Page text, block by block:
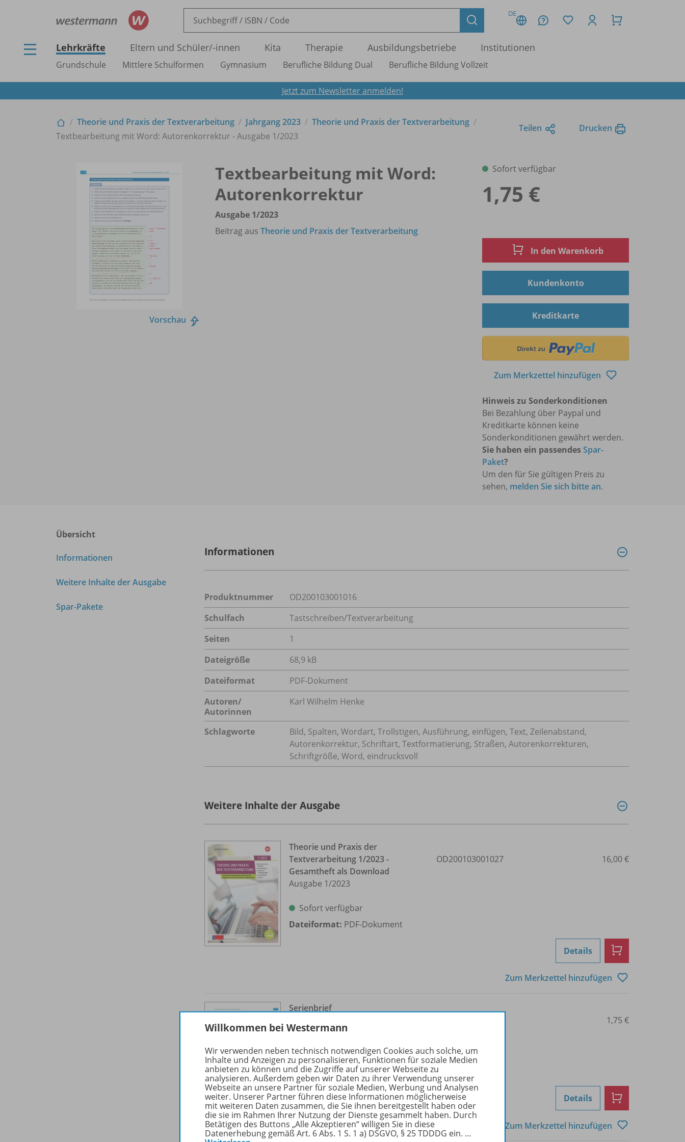
DE
Lehrkräfte Eltern und Schüler/-innen Kita Therapie Ausbildungsbetriebe Institutionen
Grundschule Mittlere Schulformen Gymnasium Berufliche Bildung Dual Berufliche Bildung Vollzeit
Jetzt zum Newsletter anmelden!
Theorie und Praxis der Textverarbeitung Jahrgang 2023
Theorie und Praxis der Textverarbeitung
Textbearbeitung mit Word: Autorenkorrektur - Ausgabe 1/2023
Teilen Drucken
Vorschau
Textbearbeitung mit Word:
Autorenkorrektur
Ausgabe 1/2023
Beitrag aus Theorie und Praxis der Textverarbeitung
Sofort verfügbar
1,75 €
In den Warenkorb
Kundenkonto
Kreditkarte
Zum Merkzettel hinzufügen
Hinweis zu Sonderkonditionen
Bei Bezahlung über Paypal und
Kreditkarte können keine
Sonderkonditionen gewährt werden.
Sie haben ein passendesSpar-
Paket?
Um den für Sie gültigen Preis zu
sehen, melden Sie sich bitte an.
Übersicht
Informationen
Weitere Inhalte der Ausgabe
Spar-Pakete
Informationen
Produktnummer
OD200103001016
Schulfach
Tastschreiben/Textverarbeitung
Seiten
1
Dateigröße
68,9 kB
Dateiformat
PDF-Dokument
Autoren/
Autorinnen
Karl Wilhelm Henke
Schlagworte
Bild, Spalten, Wordart, Trollstigen, Ausführung, einfügen, Text, Zeilenabstand,
Autorenkorrektur, Schriftart, Textformatierung, Straßen, Autorenkorrekturen,
Schriftgröße, Word, eindrucksvoll
Weitere Inhalte der Ausgabe
Theorie und Praxis der
Textverarbeitung 1/2023 -
Gesamtheft als Download
Ausgabe 1/2023
Sofort verfügbar
Dateiformat: PDF-Dokument
OD200103001027 16,00 €
Details
Zum Merkzettel hinzufügen
Serienbrief
Sofort verfügbar
Dateiformat:PDF-Dokument
1,75 €
Details
Zum Merkzettel hinzufügen
Willkommen bei Westermann
Wir verwenden neben technisch notwendigen Cookies auch solche, um
Inhalte und Anzeigen zu personalisieren, Funktionen für soziale Medien
anbieten zu können und die Zugriffe auf unserer Webseite zu
analysieren. Außerdem geben wir Daten zu ihrer Verwendung unserer
Webseite an unsere Partner für soziale Medien, Werbung und Analysen
weiter. Unserer Partner führen diese Informationen möglicherweise
mit weiteren Daten zusammen, die Sie ihnen bereitgestellt haben oder
die sie im Rahmen Ihrer Nutzung der Dienste gesammelt haben. Durch
Betätigen des Buttons „Alle Akzeptieren“ willigen Sie in diese
Datenerhebung gemäß Art. 6 Abs. 1 S. 1 a) DSGVO, § 25 TDDDG ein. …